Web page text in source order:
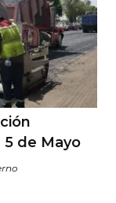
de Mayo